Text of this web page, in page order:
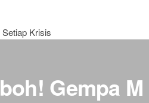
Krisis
Gempa